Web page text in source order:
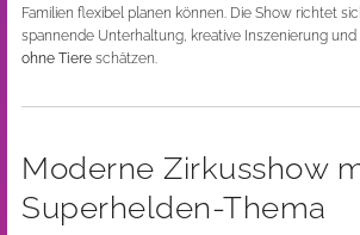
Familien flexibel planen können. Die Show richtet
spannende Unterhaltung, kreative Inszenierung
ohne Tiere schätzen.
Moderne Zirkusshow
Superhelden-Thema